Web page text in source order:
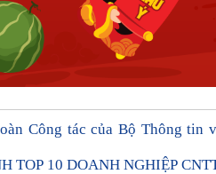
TOP 10 DOANH NGHIỆP